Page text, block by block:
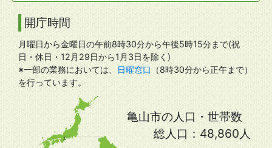
開庁時間
月曜日から金曜日の午前8時30分から午後5時15分まで(祝
日・休日・12月29日から1月3日を除く)
※一部の業務においては、
日曜窓口
（8時30分から正午まで）
を行っています。
亀山市の人口・世帯数
総人口： 48,860人